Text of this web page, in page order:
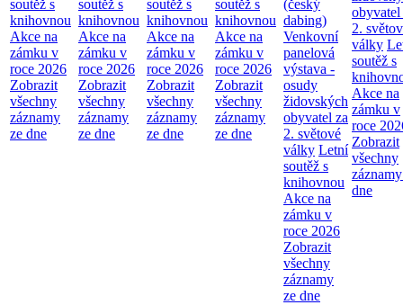
soutěž s
knihovnou
Akce na
zámku v
roce 2026
Zobrazit
všechny
záznamy
ze dne
soutěž s
knihovnou
Akce na
zámku v
roce 2026
Zobrazit
všechny
záznamy
ze dne
soutěž s
knihovnou
Akce na
zámku v
roce 2026
Zobrazit
všechny
záznamy
ze dne
soutěž s
knihovnou
Akce na
zámku v
roce 2026
Zobrazit
všechny
záznamy
ze dne
(český
dabing)
Venkovní
panelová
výstava -
osudy
židovských
obyvatel za
2. světové
války Letní
soutěž s
knihovnou
Akce na
zámku v
roce 2026
Zobrazit
všechny
záznamy
ze dne
obyvatel
2.
války
soutěž s
Akce na
zámku v
roce
Zobrazit
všechny
dne